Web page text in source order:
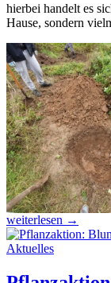
hierbei handelt es
Hause, sondern
Baumpflanz
aktion
weiterlesen →
Aktuelles